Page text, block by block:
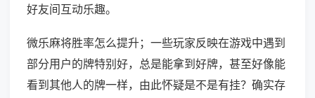
好友间互动乐趣。
微乐麻将胜率怎么提升；一些玩家反映在游戏中遇到
部分用户的牌特别好，总是能拿到好牌，甚至好像能
看到其他人的牌一样，由此怀疑是不是有挂？确实存